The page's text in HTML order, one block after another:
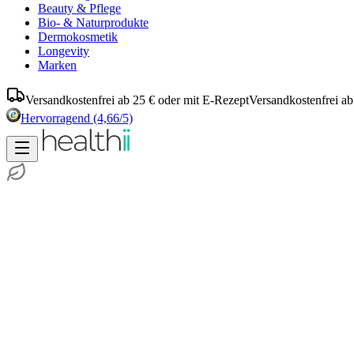
Beauty & Pflege
Bio- & Naturprodukte
Dermokosmetik
Longevity
Marken
Versandkostenfrei ab 25 € oder mit E-RezeptVersandkostenfrei
Hervorragend (4,66/5)